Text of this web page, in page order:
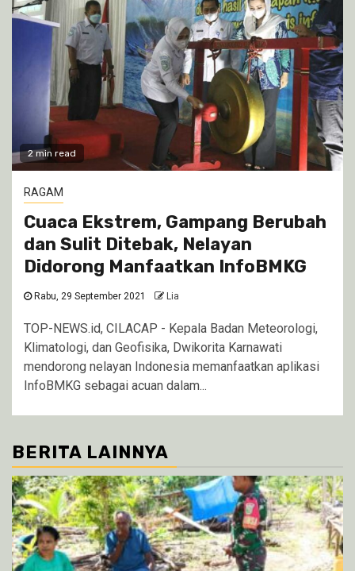
2 min read
RAGAM
Cuaca Ekstrem, Gampang Berubah
dan Sulit Ditebak, Nelayan
Didorong Manfaatkan InfoBMKG
Rabu, 29 September 2021 Lia
TOP-NEWS.id, CILACAP - Kepala Badan Meteorologi,
Klimatologi, dan Geofisika, Dwikorita Karnawati
mendorong nelayan Indonesia memanfaatkan aplikasi
InfoBMKG sebagai acuan dalam...
BERITA LAINNYA